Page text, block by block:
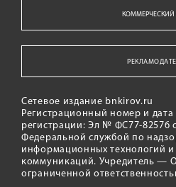
КОММЕРЧЕСКИЙ
Сетевое издание bnkirov.ru
Регистрационный номер и
регистрации: Эл № ФС77-82576
Федеральной службой по
информационных технологий и
коммуникаций. Учредитель —
ограниченной